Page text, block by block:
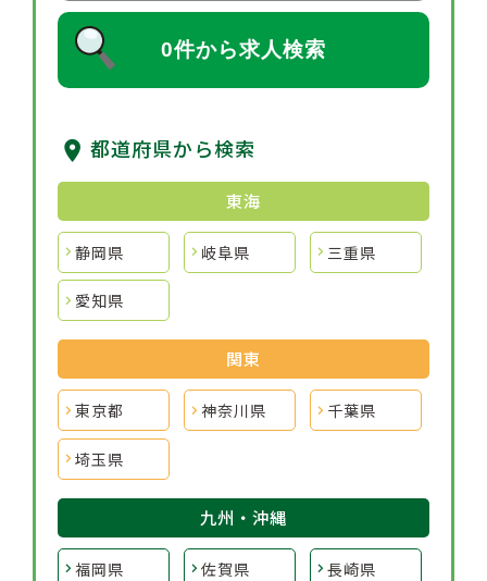
0件から求人検索
都道府県から検索
東海
静岡県 岐阜県 三重県
愛知県
関東
東京都 神奈川県 千葉県
埼玉県
九州・沖縄
福岡県 佐賀県 長崎県